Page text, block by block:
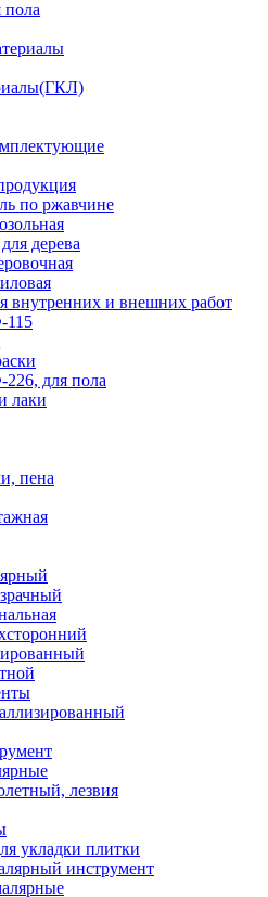
пола
по ржавчине
дерева
внутренних и внешних работ
для пола
лаки
пена
лезвия
укладки плитки
инструмент